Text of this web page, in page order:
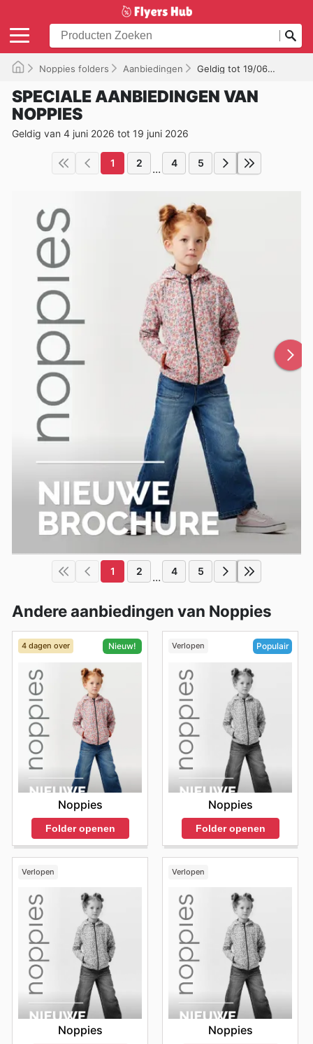
Noppies folders Aanbiedingen Geldig tot 19/06/2026
SPECIALE AANBIEDINGEN VAN
NOPPIES
Geldig van 4 juni 2026 tot 19 juni 2026
1 2 ... 4 5
1 2 ... 4 5
Andere aanbiedingen van Noppies
4 dagen over Nieuw!
Noppies
Folder openen
Verlopen Populair
Noppies
Folder openen
Verlopen
Noppies
Verlopen
Noppies